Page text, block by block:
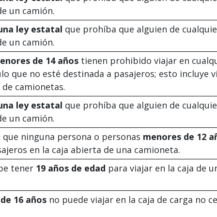
un camión.
ley estatal que prohíba que alguien de
un camión.
de 14 años tienen prohibido viajar en
que no esté destinada a pasajeros; esto incluye
camionetas.
ley estatal que prohíba que alguien de
un camión.
ninguna persona o personas menores de 12
en la caja abierta de una camioneta.
tener 19 años de edad para viajar en la caja de
16 años no puede viajar en la caja de carga no